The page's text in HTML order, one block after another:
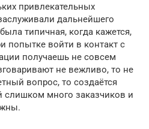
привлекательных
дальнейшего
типичная, когда кажется,
попытке войти в контакт с
получаешь не совсем
не вежливо, то не
вопрос, то создаётся
слишком много заказчиков и